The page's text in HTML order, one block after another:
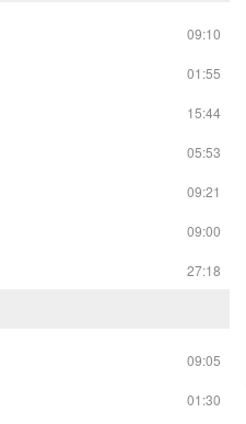
09:10
01:55
15:44
05:53
09:21
09:00
27:18
09:05
01:30